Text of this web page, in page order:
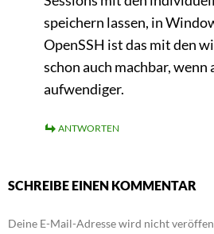
speichern lassen, in
OpenSSH ist das mit den
schon auch machbar, wenn
aufwendiger.
ANTWORTEN
SCHREIBE EINEN KOMMENTAR
Deine E-Mail-Adresse wird nicht